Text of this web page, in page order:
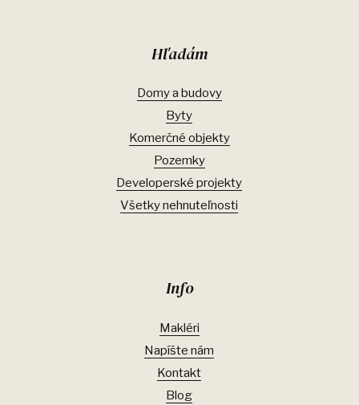
Hľadám
Domy a budovy
Byty
Komerčné objekty
Pozemky
Developerské projekty
Všetky nehnuteľnosti
Info
Makléri
Napíšte nám
Kontakt
Blog